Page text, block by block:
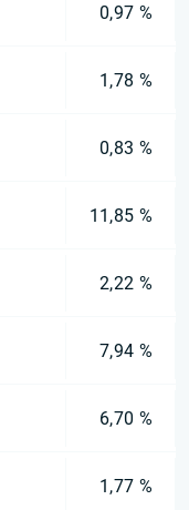
0,97 %
1,78 %
0,83 %
11,85 %
2,22 %
7,94 %
6,70 %
1,77 %